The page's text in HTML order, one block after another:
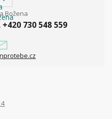
Božena
730 548 559